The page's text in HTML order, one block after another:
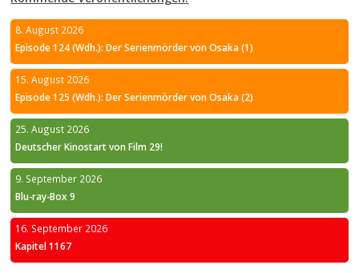
8. August 2026
Episode 124 (Wdh.): Der Serienmörder von Osaka (1)
15. August 2026
Episode 125 (Wdh.): Der Serienmörder von Osaka (2)
25. August 2026
Deutscher Kinostart von Film 29!
9. September 2026
Blu-ray-Box 9
16. September 2026
Kapitel 1167